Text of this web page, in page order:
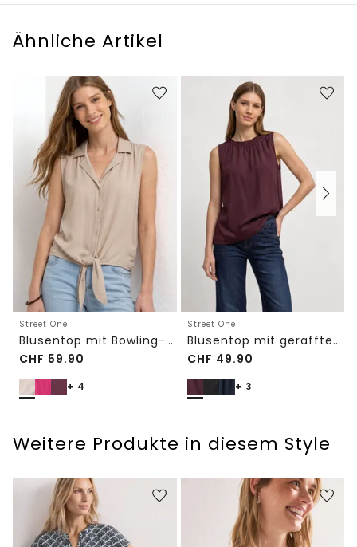
Ähnliche Artikel
Street One
Blusentop mit Bowling-Kragen und Knoten
CHF 59.90
+ 4
Street One
Blusentop mit gerafftem Rundhals
CHF 49.90
+ 3
Weitere Produkte in diesem Style